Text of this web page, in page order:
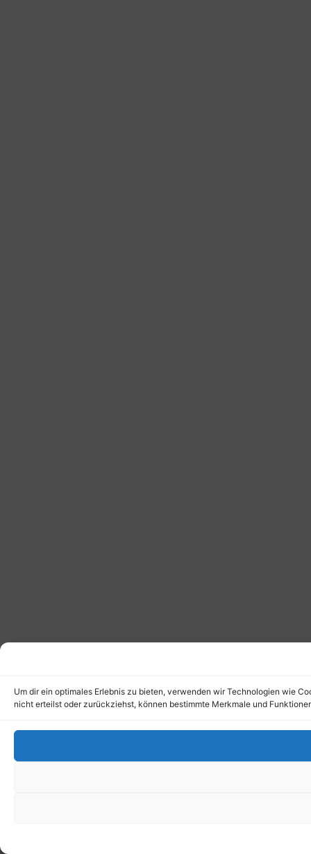
Um dir ein optimales Erlebnis zu bieten, verwenden wir Technologien wie
nicht erteilst oder zurückziehst, können bestimmte Merkmale und